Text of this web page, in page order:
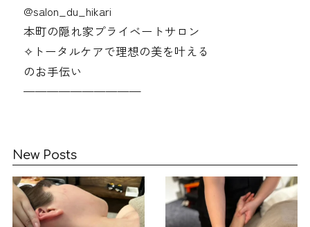
@‌salon_du_hikari
本町の隠れ家プライベートサロン
✧︎トータルケアで理想の美を叶える
のお手伝い
——————————
New Posts